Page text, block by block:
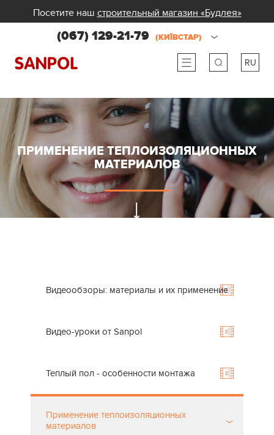
Посетите наш строительный магазин «Будлея»
(067) 129-21-79 (КИЇВСТАР)
RU
ua
ПРИМЕНЕНИЕ ТЕПЛОИЗОЛЯЦИОННЫХ
МАТЕРИАЛОВ
Видеообзоры: материалы и их применение
Видео-уроки от Sanpol
Теплый пол - особенности монтажа
Применение теплоизоляционных
материалов